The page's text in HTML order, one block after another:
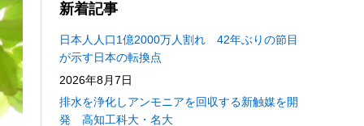
新着記事
日本人人口1億2000万人割れ 42年ぶりの節目
が示す日本の転換点
2026年8月7日
排水を浄化しアンモニアを回収する新触媒を開
発 高知工科大・名大